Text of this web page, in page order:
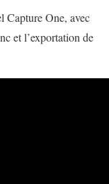
Capture One, avec
et l’exportation de